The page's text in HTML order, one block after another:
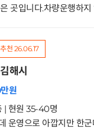
천 26.06.17
해시
원
| 현원 35-40명